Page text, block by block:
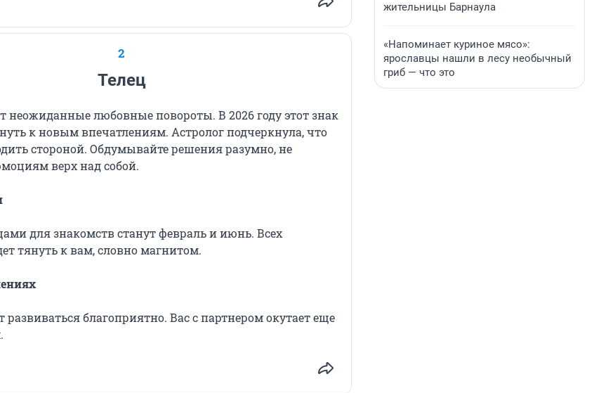
2
Телец
неожиданные любовные повороты. В 2026 году этот знак
к новым впечатлениям. Астролог подчеркнула, что
стороной. Обдумывайте решения разумно, не
верх над собой.
для знакомств станут февраль и июнь. Всех
тянуть к вам, словно магнитом.
благоприятно. Вас с партнером окутает еще
жительницы Барнаула
«Напоминает куриное мясо»:
ярославцы нашли в лесу необычный
гриб — что это